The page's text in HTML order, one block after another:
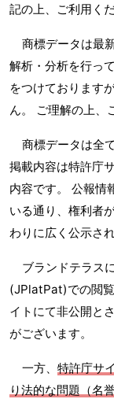
記の上、ご利用くだ
商標データは最
解析・分析を行っ
をつけております
ん。 ご理解の上、
商標データは全
掲載内容は特許庁
内容です。 公報情
いる通り、権利者
わりに広く公示さ
ブランドテラス
(JPlatPat)での閲
イトにて非公開と
がございます。
一方、 特許庁サ
り法的な問題（名